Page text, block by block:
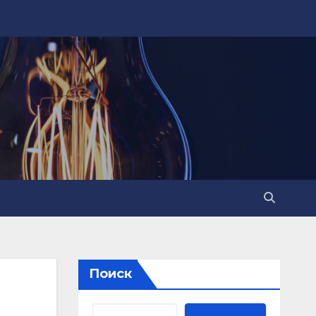
Поиск